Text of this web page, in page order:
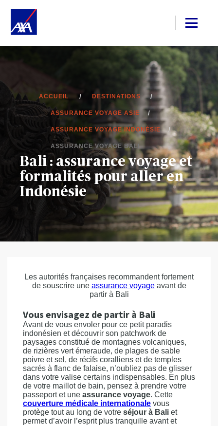
ACCUEIL DESTINATIONS
ASSURANCE VOYAGE ASIE
ASSURANCE VOYAGE INDONÉSIE
ASSURANCE VOYAGE BALI
Bali : assurance voyage et
formalités pour aller en
Indonésie
Les autorités françaises recommandent fortement
de souscrire une assurance voyageavant de
partir à Bali
Vous envisagez de partir à Bali
Avant de vous envoler pour ce petit paradis
indonésien et découvrir son patchwork de
paysages constitué de montagnes volcaniques,
de rizières vert émeraude, de plages de sable
poivre et sel, de récifs coralliens et de temples
sacrés à flanc de falaise, n’oubliez pas de glisser
dans votre valise certains indispensables. En plus
de votre maillot de bain, pensez à prendre votre
passeport et une assurance voyage. Cette
couverture médicale internationale vous
protège tout au long de votre séjour à Bali et
permet d’avoir l’esprit plus tranquille avant et